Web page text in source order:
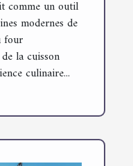
comme un outil
modernes de
four
la cuisson
culinaire...